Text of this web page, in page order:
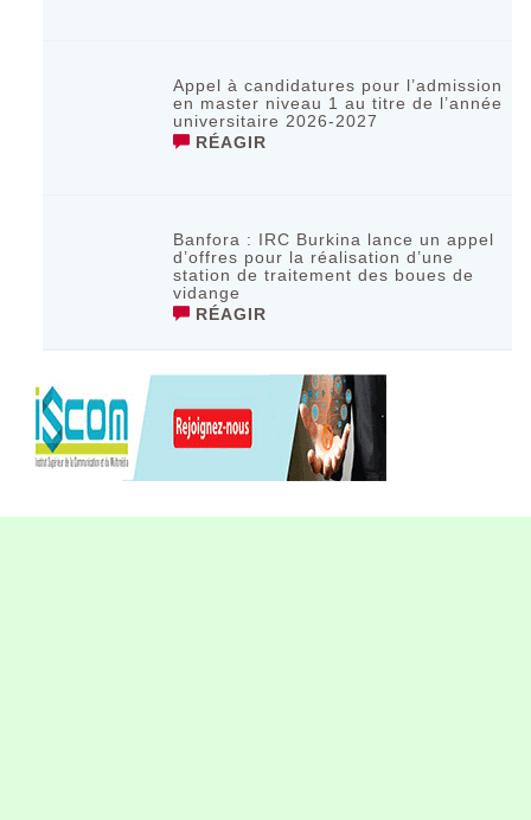
Appel à candidatures pour l’admission
en master niveau 1 au titre de l’année
universitaire 2026-2027
RÉAGIR
Banfora : IRC Burkina lance un appel
d’offres pour la réalisation d’une
station de traitement des boues de
vidange
RÉAGIR